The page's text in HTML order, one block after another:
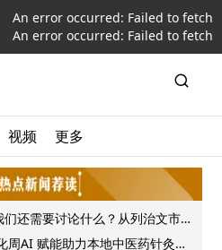
An error occurred: Failed to fetch
An error occurred: Failed to fetch
视频 更多
们还需要讨论什么？从列治文市
起
周AI 赋能助力本地中医药针灸服